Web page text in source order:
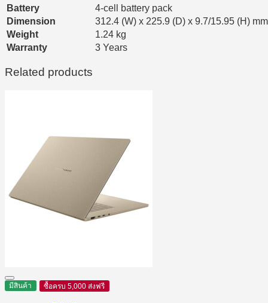
Battery
4-cell battery pack
Dimension
312.4 (W) x 225.9 (D) x 9.7/15.95 (H)
Weight
1.24 kg
Warranty
3 Years
Related products
มีสินค้า ซื้อครบ 5,000 ส่งฟรี